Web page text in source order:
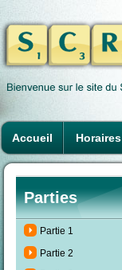
Accueil Horaires
Parties
Partie 1
Partie 2